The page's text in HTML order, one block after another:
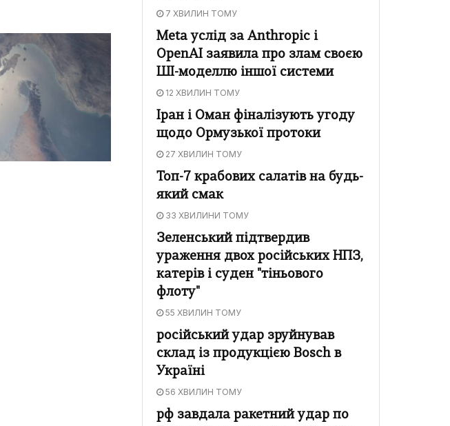
7 ХВИЛИН ТОМУ
Meta услід за Anthropic і
OpenAI заявила про злам своєю
ШІ-моделлю іншої системи
12 ХВИЛИН ТОМУ
Іран і Оман фіналізують угоду
щодо Ормузької протоки
27 ХВИЛИН ТОМУ
Топ-7 крабових салатів на будь-
який смак
33 ХВИЛИНИ ТОМУ
Зеленський підтвердив
ураження двох російських НПЗ,
катерів і суден "тіньового
флоту"
55 ХВИЛИН ТОМУ
російський удар зруйнував
склад із продукцією Bosch в
Україні
56 ХВИЛИН ТОМУ
рф завдала ракетний удар по